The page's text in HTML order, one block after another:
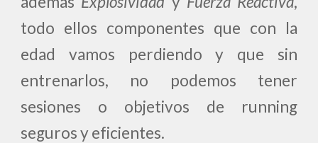
todo ellos componentes que con la
edad vamos perdiendo y que sin
entrenarlos, no podemos tener
sesiones o objetivos de running
seguros y eficientes.